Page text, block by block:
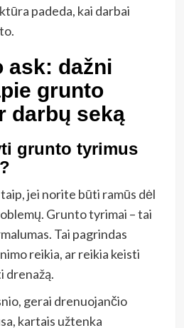
padeda, kai darbai
ask: dažni
grunto
darbų seką
grunto tyrimus
jei norite būti ramūs dėl
Grunto tyrimai – tai
Tai pagrindas
reikia, ar reikia keisti
drenažą.
gerai drenuojančio
kartais užtenka